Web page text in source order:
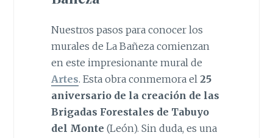
Nuestros pasos para conocer los
murales de La Bañeza comienzan
en este impresionante mural de
Artes. Esta obra conmemora el 25
aniversario de la creación de las
Brigadas Forestales de Tabuyo
del Monte (León). Sin duda, es una